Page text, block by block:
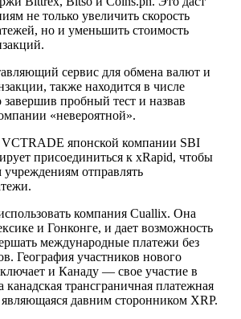
не только увеличить скорость
но и уменьшить стоимость
сервис для обмена валют и
также находится в числе
завершив пробный тест и назвав
«невероятной».
японской компании SBI
присоединиться к xRapid, чтобы
отправлять
компания Cuallix. Она
и Гонконге, и дает возможность
международные платежи без
География участников нового
и Канаду — свое участие в
канадская трансграничная платежная
давним сторонником XRP.